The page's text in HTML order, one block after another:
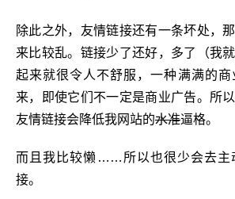
除此之外，友情链接还有一条坏处，
来比较乱。链接少了还好，多了（我
起来就很令人不舒服，一种满满的
来，即使它们不一定是商业广告。所
友情链接会降低我网站的水准逼格。
而且我比较懒……所以也很少会去主
接。